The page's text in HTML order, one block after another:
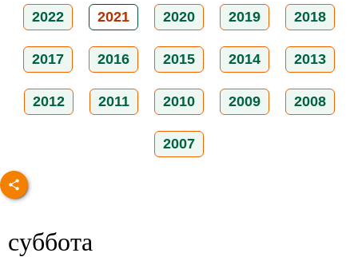
2022 2021 2020 2019 2018
2017 2016 2015 2014 2013
2012 2011 2010 2009 2008
2007
суббота